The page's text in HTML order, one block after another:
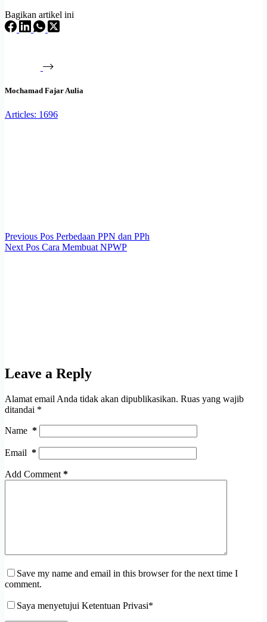
Bagikan artikel ini
Mochamad Fajar Aulia
Articles: 1696
Previous Pos Perbedaan PPN dan PPh
Next Pos Cara Membuat NPWP
Leave a Reply
Alamat email Anda tidak akan dipublikasikan. Ruas yang wajib
ditandai *
Name *
Email *
Add Comment *
Save my name and email in this browser for the next time I
comment.
Saya menyetujui Ketentuan Privasi*